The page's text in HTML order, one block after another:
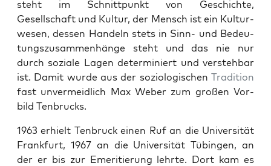
ste­ht im Schnittpunkt von Geschichte,
Gesellschaft und Kul­tur, der Men­sch ist ein Kul­tur­
we­sen, dessen Han­deln stets in Sinn- und Bedeu­
tungszusam­men­hänge ste­ht und das nie nur
durch soziale Lagen deter­miniert und ver­ste­hbar
ist. Damit wurde aus der sozi­ol­o­gis­chen Tra­di­tion
fast unver­mei­dlich Max Weber zum großen Vor­
bild Ten­brucks.
1963 erhielt Ten­bruck einen Ruf an die Uni­ver­sität
Frank­furt, 1967 an die Uni­ver­sität Tübin­gen, an
der er bis zur Emer­i­tierung lehrte. Dort kam es